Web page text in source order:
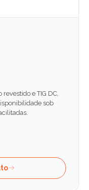
e TIG DC,
sob